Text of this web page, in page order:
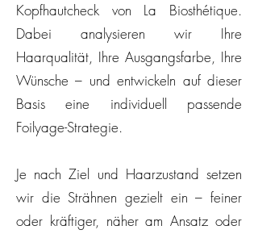
Kopfhautcheck von La Biosthétique.
Dabei analysieren wir Ihre
Haarqualität, Ihre Ausgangsfarbe, Ihre
Wünsche – und entwickeln auf dieser
Basis eine individuell passende
Foilyage-Strategie.
Je nach Ziel und Haarzustand setzen
wir die Strähnen gezielt ein – feiner
oder kräftiger, näher am Ansatz oder